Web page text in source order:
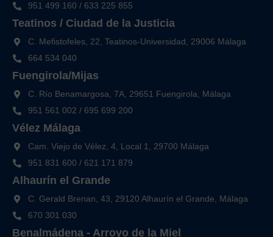
951 499 160 / 633 225 855
Teatinos / Ciudad de la Justicia
C. Mefistofeles, 22, Teatinos-Universidad, 29006 Málaga
664 534 040
Fuengirola/Mijas
C. Río Benamargosa, 7A, 29651 Fuengirola, Málaga
951 561 002 / 695 699 200
Vélez Málaga
Cam. Viejo de Vélez, 4, Local 1, 29700 Málaga
951 831 600 / 621 171 879
Alhaurín el Grande
C. Gerald Brenan, 43, 29120 Alhaurín el Grande, Málaga
670 301 030
Benalmádena - Arroyo de la Miel